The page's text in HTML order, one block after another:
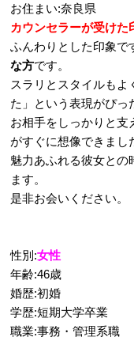
お住まい:奈良県
カウンセラーが受けた
ふんわりとした印象で
な方です。
スラリとスタイルもよ
た」という表現がぴっ
お相手をしっかりと支
がすぐに想像できまし
魅力あふれる彼女との
ます。
是非お会いください。
性別:女性
年齢:46歳
婚歴:初婚
学歴:短期大学卒業
職業:事務・管理系職